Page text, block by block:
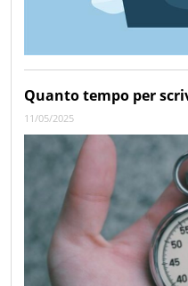
Quanto tempo per
11/05/2025